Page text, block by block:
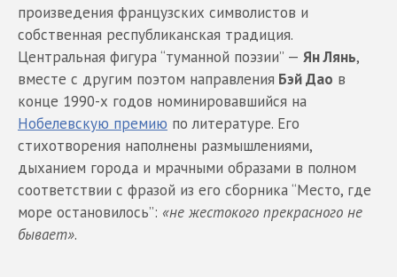
произведения французских символистов и
собственная республиканская традиция.
Центральная фигура “туманной поэзии” — Ян Лянь,
вместе с другим поэтом направления Бэй Дао в
конце 1990-х годов номинировавшийся на
Нобелевскую премию по литературе. Его
стихотворения наполнены размышлениями,
дыханием города и мрачными образами в полном
соответствии с фразой из его сборника “Место, где
море остановилось”: «не жестокого прекрасного не
бывает».